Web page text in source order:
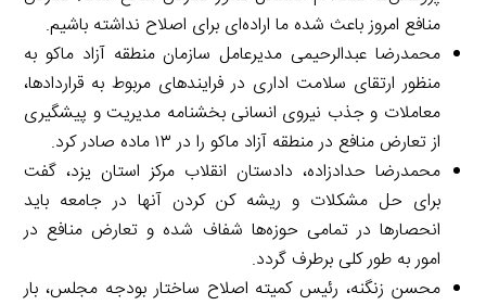
منافع امروز باعث شده ما اراده‌ای برای اصلاح نداشته باشیم.
محمدرضا عبدالرحیمی مدیرعامل سازمان منطقه آزاد ماکو به
منظور ارتقای سلامت اداری در فرایندهای مربوط به قراردادها،
معاملات و جذب نیروی انسانی بخشنامه مدیریت و پیشگیری
از تعارض منافع در منطقه آزاد ماکو را در ۱۳ ماده صادر کرد.
محمدرضا حدادزاده، دادستان انقلاب مرکز استان یزد، گفت
برای حل مشکلات و ریشه کن کردن آنها در جامعه باید
انحصارها در تمامی حوزه‌ها شفاف شده و تعارض منافع در
امور به طور کلی برطرف گردد.
محسن زنگنه، رئیس کمیته اصلاح ساختار بودجه مجلس، بار